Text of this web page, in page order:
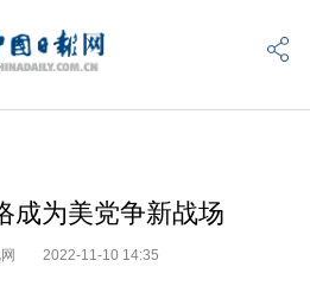
成为美党争新战场
2022-11-10 14:35